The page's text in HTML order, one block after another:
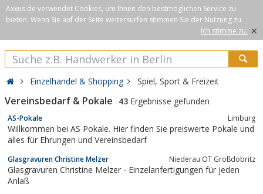
Axxus.de verwendet Cookies, um Ihnen den bestmöglichen Service zu
bieten. Wenn Sie auf der Seite weitersurfen stimmen Sie der Nutzung zu.
Ich stimme zu. ×
Einzelhandel & Shopping Spiel, Sport & Freizeit
Vereinsbedarf & Pokale 43 Ergebnisse gefunden
AS-Pokale Limburg
Willkommen bei AS Pokale. Hier finden Sie preiswerte Pokale und
alles für Ehrungen und Vereinsbedarf
Glasgravuren Christine Melzer Niederau OT Großdobritz
Glasgravuren Christine Melzer - Einzelanfertigungen für jeden
Anlaß